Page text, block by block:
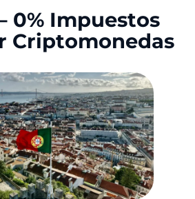
0% Impuestos
Criptomonedas